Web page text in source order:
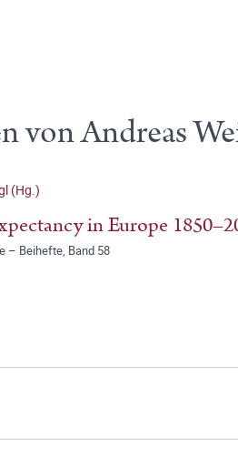
von Andreas
(Hg.)
in Europe
– Beihefte, Band 58